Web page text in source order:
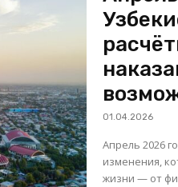
01.04.2026
Апрель 2026
изменения,
жизни — от